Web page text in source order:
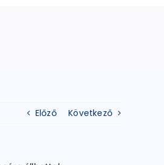
Előző Következő